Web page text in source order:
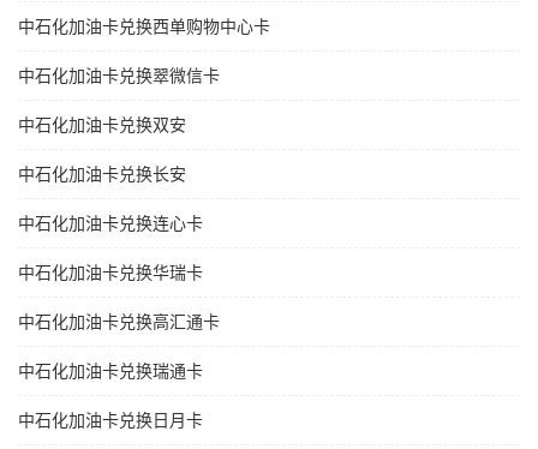
中石化加油卡兑换西单购物中心卡
中石化加油卡兑换翠微信卡
中石化加油卡兑换双安
中石化加油卡兑换长安
中石化加油卡兑换连心卡
中石化加油卡兑换华瑞卡
中石化加油卡兑换高汇通卡
中石化加油卡兑换瑞通卡
中石化加油卡兑换日月卡